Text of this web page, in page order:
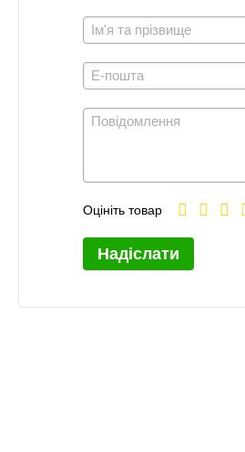
Оцініть товар
Надіслати